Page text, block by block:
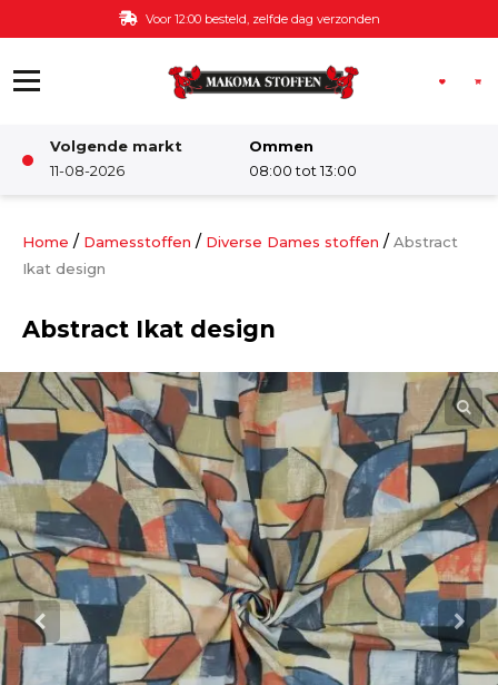
Ga naar de inhoud Voor 12:00 besteld, zelfde dag verzonden
Volgende markt
11-08-2026
Ommen
08:00 tot 13:00
Damesstoffen
Kinderstoffen
Kinderkamer
Katoen
Grootverbruik
Tijdpakker stof
Home / Damesstoffen / Diverse Dames stoffen / Abstract
Ikat design
Abstract Ikat design